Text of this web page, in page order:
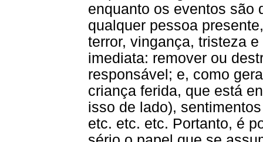
enquanto os eventos são
qualquer pessoa
terror, vingança, tristeza
imediata: remover ou
responsável; e, como
criança ferida, que está
isso de lado),
etc. etc. etc. Portanto, é